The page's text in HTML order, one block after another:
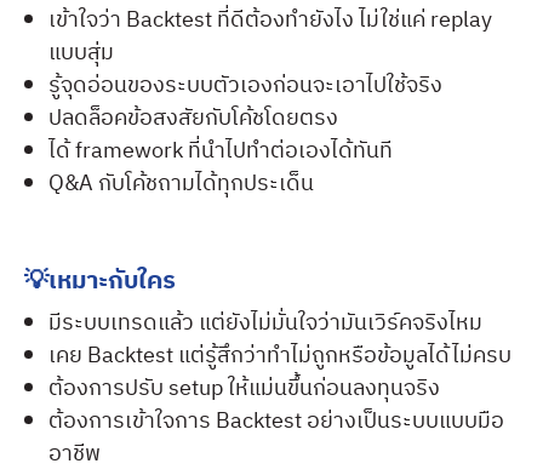
เข้าใจว่า Backtest ที่ดีต้องทำยังไง ไม่ใช่แค่ replay
แบบสุ่ม
รู้จุดอ่อนของระบบตัวเองก่อนจะเอาไปใช้จริง
ปลดล็อคข้อสงสัยกับโค้ชโดยตรง
ได้ framework ที่นำไปทำต่อเองได้ทันที
Q&A กับโค้ชถามได้ทุกประเด็น
💡เหมาะกับใคร
มีระบบเทรดแล้ว แต่ยังไม่มั่นใจว่ามันเวิร์คจริงไหม
เคย Backtest แต่รู้สึกว่าทำไม่ถูกหรือข้อมูลได้ไม่ครบ
ต้องการปรับ setup ให้แม่นขึ้นก่อนลงทุนจริง
ต้องการเข้าใจการ Backtest อย่างเป็นระบบแบบมือ
อาชีพ